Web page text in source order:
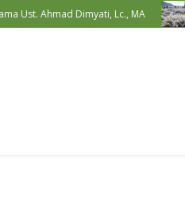
Ahmad Dimyati, Lc., MA